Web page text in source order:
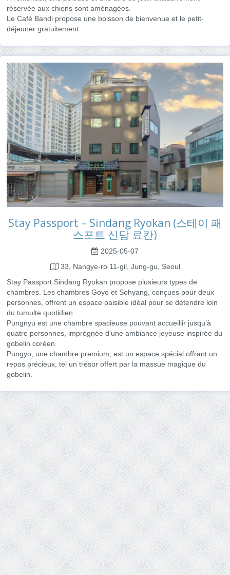
réservée aux chiens sont aménagées.
Le Café Bandi propose une boisson de bienvenue et le petit-
déjeuner gratuitement.
Stay Passport – Sindang Ryokan (스테이 패
스포트 신당 료칸)
2025-05-07
33, Nangye-ro 11-gil, Jung-gu, Seoul
Stay Passport Sindang Ryokan propose plusieurs types de
chambres. Les chambres Goyo et Sohyang, conçues pour deux
personnes, offrent un espace paisible idéal pour se détendre loin
du tumulte quotidien.
Pungnyu est une chambre spacieuse pouvant accueillir jusqu’à
quatre personnes, imprégnée d’une ambiance joyeuse inspirée du
gobelin coréen.
Pungyo, une chambre premium, est un espace spécial offrant un
repos précieux, tel un trésor offert par la massue magique du
gobelin.